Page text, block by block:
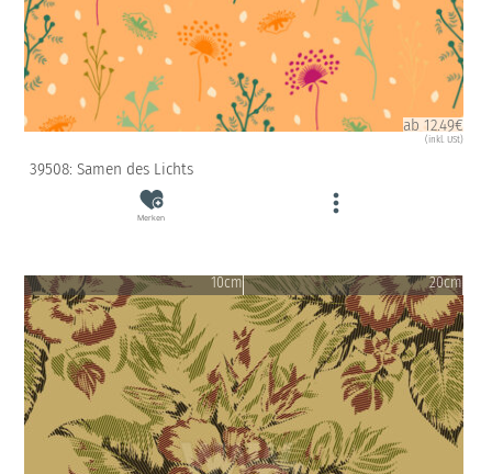
ab 12.49€
(inkl. USt)
39508: Samen des Lichts
Merken
10cm 20cm